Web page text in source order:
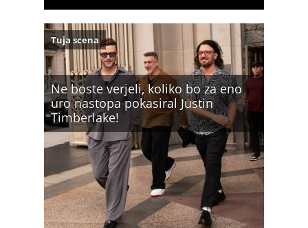
Ne boste verjeli, koliko bo za eno
uro nastopa pokasiral Justin
Timberlake!
Tuja scena